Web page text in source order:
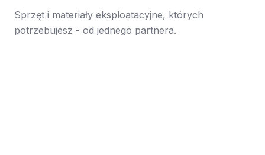
Sprzęt i materiały eksploatacyjne, których
potrzebujesz - od jednego partnera.